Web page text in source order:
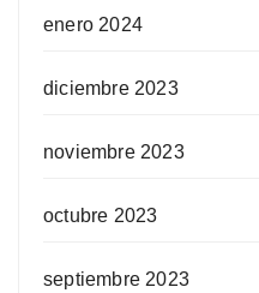
enero 2024
diciembre 2023
noviembre 2023
octubre 2023
septiembre 2023